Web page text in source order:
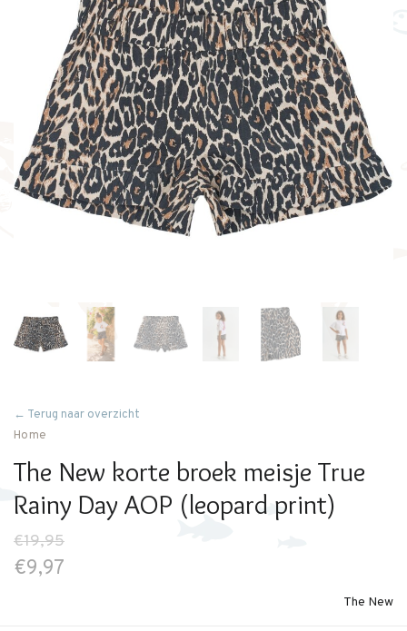
← Terug naar overzicht
Home
The New korte broek meisje True
Rainy Day AOP (leopard print)
€19,95
€9,97
The New